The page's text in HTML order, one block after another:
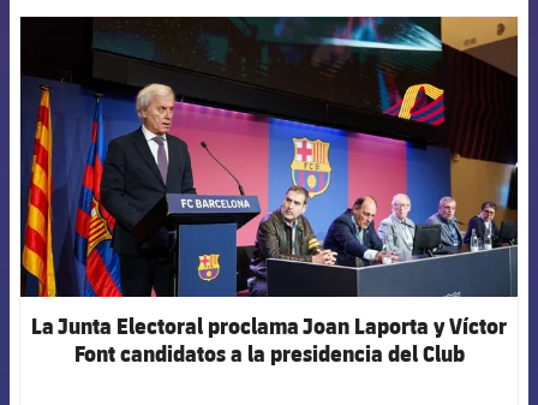
FCB Barcelona badge
La Junta Electoral proclama Joan Laporta y Víctor
Font candidatos a la presidencia del Club